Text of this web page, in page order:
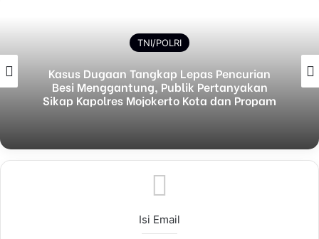
TNI/POLRI
Kasus Dugaan Tangkap Lepas Pencurian
Besi Menggantung, Publik Pertanyakan
Sikap Kapolres Mojokerto Kota dan Propam
Isi Email